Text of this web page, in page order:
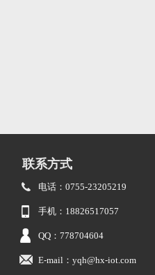
联系方式
电话：0755-23205219
手机：18826517057
QQ：778704604
E-mail：yqh@hx-iot.com